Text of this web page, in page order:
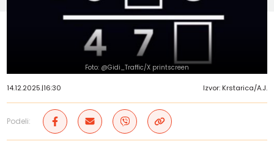
Foto: @Gidi_Traffic/X printscreen
14.12.2025.|16:30 Izvor: Krstarica/A.J.
Podeli: